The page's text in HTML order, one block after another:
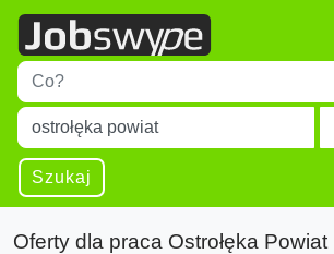
Title
Type 1 or more characters for results.
Miejscowość
Type 1 or more characters for results.
Szukaj
Oferty dla praca Ostrołęka Powiat